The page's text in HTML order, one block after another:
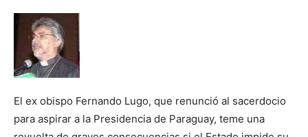
El ex obispo Fernando Lugo, que renunció al sacerdocio
para aspirar a la Presidencia de Paraguay, teme una